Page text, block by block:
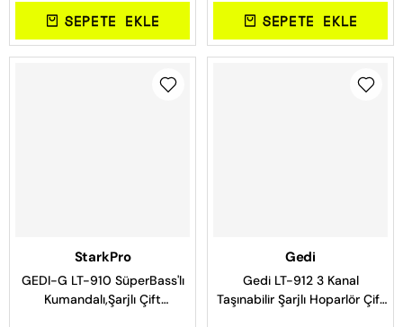
SEPETE EKLE SEPETE EKLE
StarkPro
GEDI-G LT-910 SüperBass'lı
Kumandalı,Şarjlı Çift
Gedi
Gedi LT-912 3 Kanal
Taşınabilir Şarjlı Hoparlör Çift